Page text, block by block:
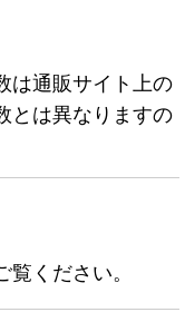
は通販サイト上の
とは異なりますの
覧ください。